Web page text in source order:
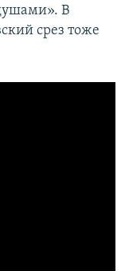
В
срез тоже